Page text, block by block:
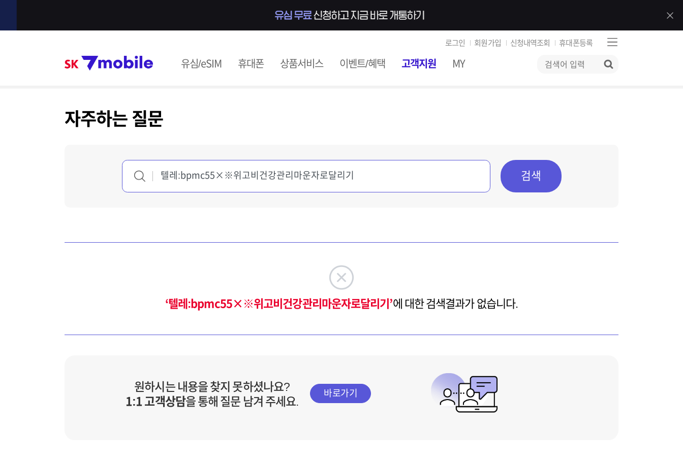
SK 7mobile
로그인 회원가입 신청내역조회 휴대폰등록
주메뉴
유심/eSIM 휴대폰 상품서비스 이벤트/혜택 고객지원 MY
검색
자주하는 질문
검색
‘텔레:bpmc55×※위고비건강관리마운자로달리기’에 대한 검색결과가 없습니다.
원하시는 내용을 찾지 못하셨나요?
1:1 고객상담을 통해 질문 남겨 주세요.
바로가기